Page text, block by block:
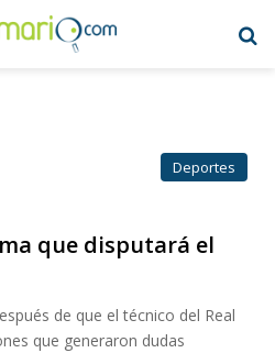
Deportes
que disputará el
de que el técnico del Real
que generaron dudas